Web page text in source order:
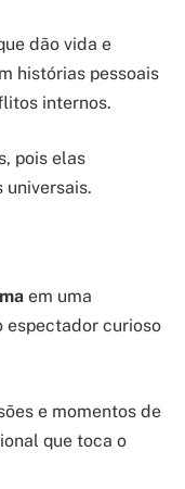
dão vida e
histórias pessoais
internos.
pois elas
universais.
em uma
espectador curioso
e momentos de
que toca o